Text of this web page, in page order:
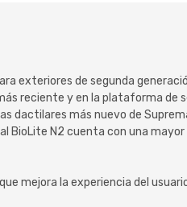
exteriores de segunda
reciente y en la plataforma de
dactilares más nuevo de
N2 cuenta con una
mejora la experiencia del